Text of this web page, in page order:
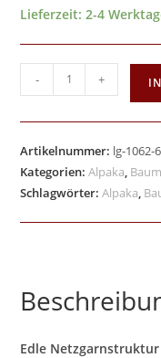
Lieferzeit:2-4
- +
Artikelnummer: lg-1062-
Kategorien:Alpaka,
Schlagwörter:Alpaka,
Edle